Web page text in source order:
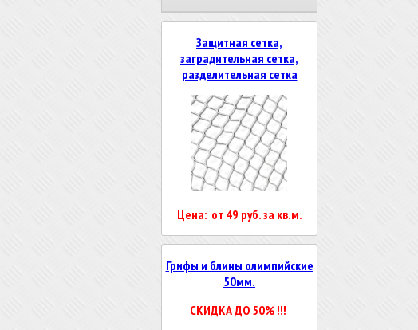
Защитная сетка,
заградительная сетка,
разделительная сетка
Цена: от 49 руб. за кв.м.
Грифы и блины олимпийские
50мм.
СКИДКА ДО 50% !!!